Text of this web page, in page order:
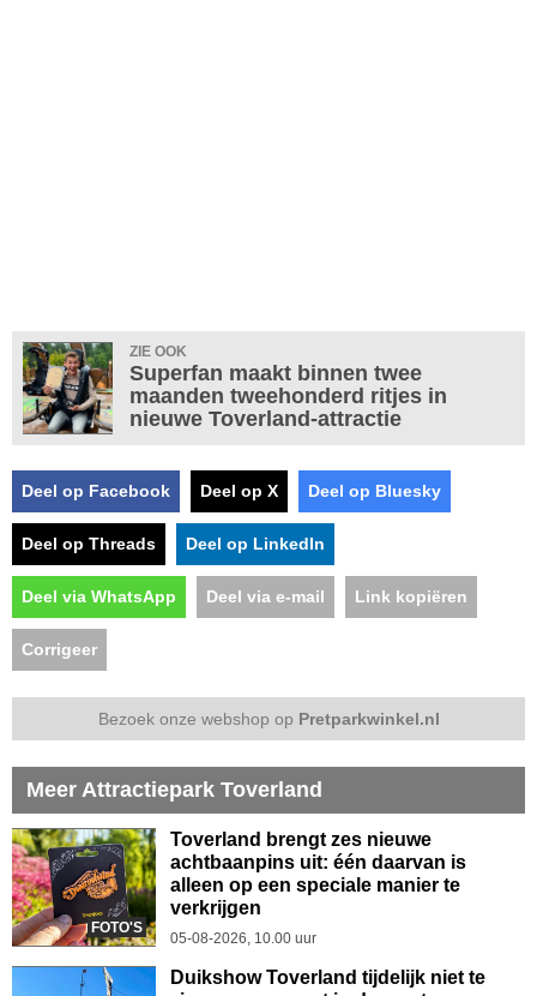
ZIE OOK
Superfan maakt binnen twee
maanden tweehonderd ritjes in
nieuwe Toverland-attractie
Deel op Facebook Deel op X Deel op Bluesky
Deel op Threads Deel op LinkedIn
Deel via WhatsApp Deel via e-mail Link kopiëren
Corrigeer
Bezoek onze webshop op Pretparkwinkel.nl
Meer Attractiepark Toverland
FOTO'S
Toverland brengt zes nieuwe
achtbaanpins uit: één daarvan is
alleen op een speciale manier te
verkrijgen
05-08-2026, 10.00 uur
Duikshow Toverland tijdelijk niet te